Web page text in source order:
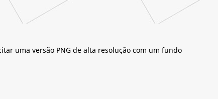
uma versão PNG de alta resolução com um fundo